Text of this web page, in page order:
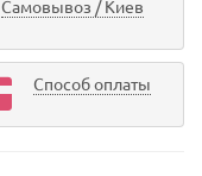
Самовывоз / Киев
Способ оплаты